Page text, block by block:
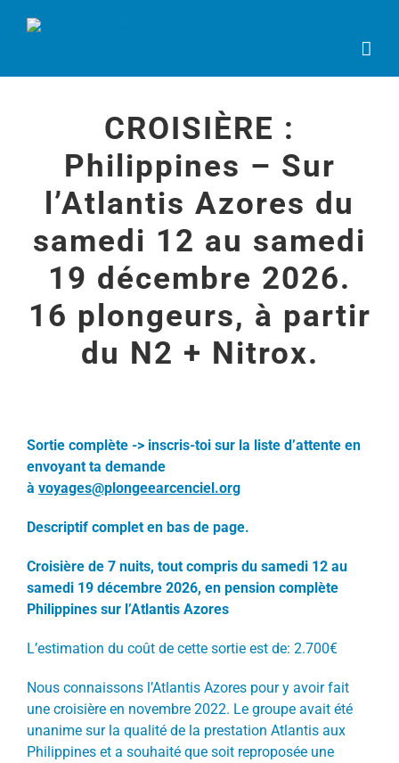
CROISIÈRE :
Philippines – Sur
l’Atlantis Azores du
samedi 12 au samedi
19 décembre 2026.
16 plongeurs, à partir
du N2 + Nitrox.
Sortie complète -> inscris-toi sur la liste d’attente en
envoyant ta demande
à voyages@plongeearcenciel.org
Descriptif complet en bas de page.
Croisière de 7 nuits, tout compris du samedi 12 au
samedi 19 décembre 2026, en pension complète
Philippines sur l’Atlantis Azores
L’estimation du coût de cette sortie est de: 2.700€
Nous connaissons l’Atlantis Azores pour y avoir fait
une croisière en novembre 2022. Le groupe avait été
unanime sur la qualité de la prestation Atlantis aux
Philippines et a souhaité que soit reproposée une